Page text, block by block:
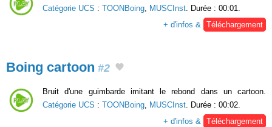
Catégorie UCS : TOONBoing MUSCInst . Durée : 00:01.
+ d'infos &
Téléchargement
Boing cartoon #2
Bruit d'une guimbarde imitant le rebond dans un cartoon.
Catégorie UCS : TOONBoing, MUSCInst. Durée : 00:02.
+ d'infos & Téléchargement